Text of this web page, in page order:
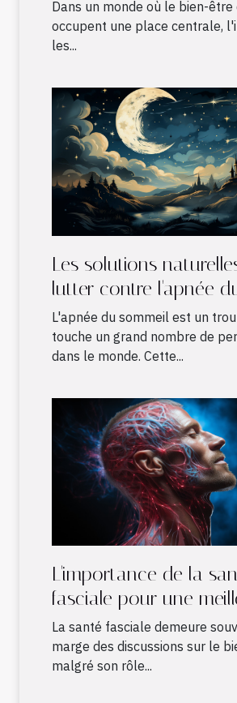
Dans un monde où le bien-
occupent une place centrale,
les...
Les solutions
lutter contre l'apnée
sommeil
L'apnée du sommeil est un
touche un grand nombre de
dans le monde. Cette...
L'importance de la
fasciale pour une
qualité de vie
La santé fasciale demeure
marge des discussions sur le
malgré son rôle...